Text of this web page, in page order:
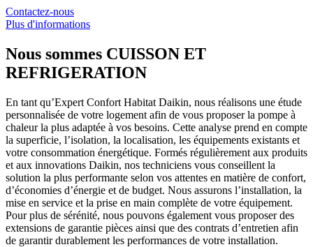
Contactez-nous
Plus d'informations
Nous sommes CUISSON ET
REFRIGERATION
En tant qu’Expert Confort Habitat Daikin, nous réalisons une étude
personnalisée de votre logement afin de vous proposer la pompe à
chaleur la plus adaptée à vos besoins. Cette analyse prend en compte
la superficie, l’isolation, la localisation, les équipements existants et
votre consommation énergétique. Formés régulièrement aux produits
et aux innovations Daikin, nos techniciens vous conseillent la
solution la plus performante selon vos attentes en matière de confort,
d’économies d’énergie et de budget. Nous assurons l’installation, la
mise en service et la prise en main complète de votre équipement.
Pour plus de sérénité, nous pouvons également vous proposer des
extensions de garantie pièces ainsi que des contrats d’entretien afin
de garantir durablement les performances de votre installation.